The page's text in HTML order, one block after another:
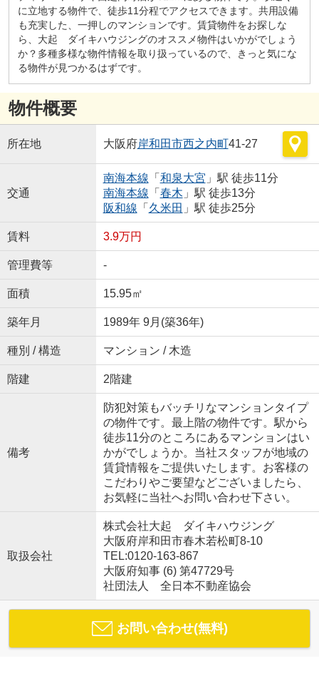
に立地する物件で、徒歩11分程でアクセスできます。共用設備
も充実した、一押しのマンションです。賃貸物件をお探しな
ら、大起 ダイキハウジングのオススメ物件はいかがでしょう
か？多種多様な物件情報を取り扱っているので、きっと気にな
る物件が見つかるはずです。
物件概要
所在地 大阪府岸和田市西之内町41-27
交通
南海本線 「 和泉大宮 」駅 徒歩11分
南海本線 「 春木 」駅 徒歩13分
阪和線 「 久米田 」駅 徒歩25分
賃料 3.9万円
管理費等 -
面積 15.95㎡
築年月 1989年 9月(築36年)
種別 / 構造 マンション / 木造
階建 2階建
備考
防犯対策もバッチリなマンションタイプ
の物件です。最上階の物件です。駅から
徒歩11分のところにあるマンションはい
かがでしょうか。当社スタッフが地域の
賃貸情報をご提供いたします。お客様の
こだわりやご要望などございましたら、
お気軽に当社へお問い合わせ下さい。
取扱会社
株式会社大起 ダイキハウジング
大阪府岸和田市春木若松町8-10
TEL:0120-163-867
大阪府知事 (6) 第47729号
社団法人 全日本不動産協会
お問い合わせ(無料)